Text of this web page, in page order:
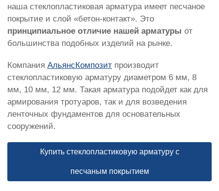
наша стеклопластиковая арматура имеет песчаное
покрытие и слой «бетон-контакт». Это
принципиальное отличие нашей арматуры от
большинства подобных изделий на рынке.
Компания АльянсКомпозит производит
стеклопластиковую арматуру диаметром 6 мм, 8
мм, 10 мм, 12 мм. Такая арматура подойдет как для
армирования тротуаров, так и для возведения
ленточных фундаментов для основательных
сооружений.
Купить стеклопластиковую арматуру с
песчаным покрытием